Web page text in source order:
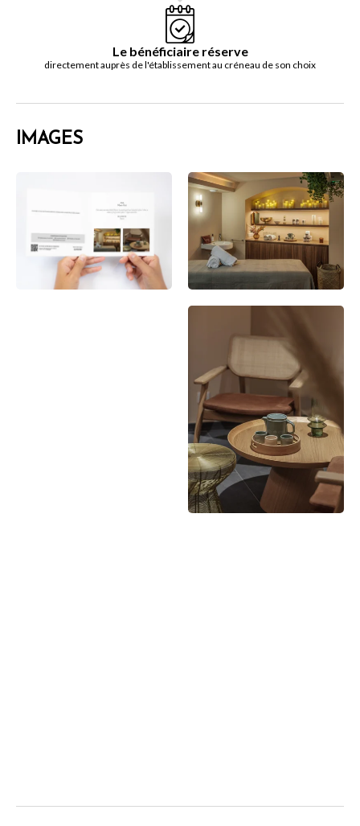
Le bénéficiaire réserve
directement auprès de l'établissement au créneau de son choix
IMAGES